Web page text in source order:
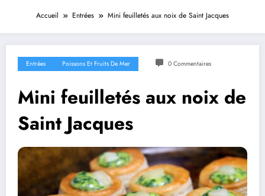
Accueil Entrées Mini feuilletés aux noix de Saint Jacques
Entrées Poissons Et Fruits De Mer 0 Commentaires
Mini feuilletés aux noix de
Saint Jacques